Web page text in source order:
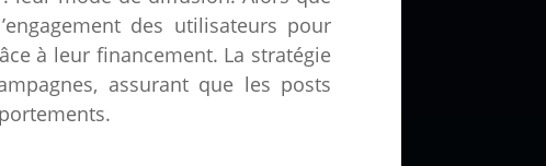
des utilisateurs pour
à leur financement. La stratégie
assurant que les posts